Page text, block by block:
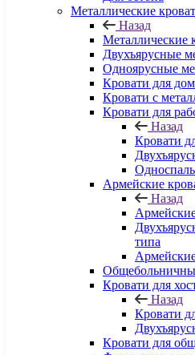
Металлические
Назад
Металлические
Двухъярусные
Одноярусные
Кровати для
Кровати с
Кровати для
Назад
Кровати
Армейские
Назад
типа
Кровати для
Назад
Кровати
Кровати для